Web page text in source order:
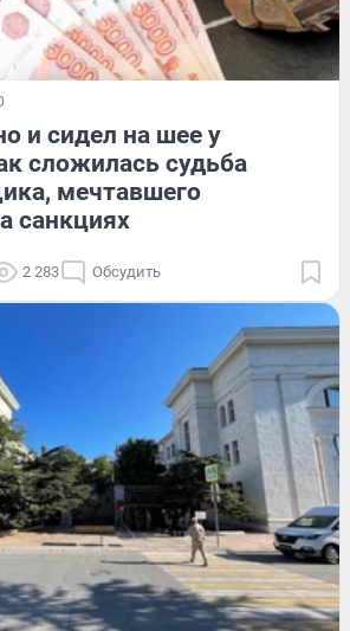
и сидел на шее у
сложилась судьба
мечтавшего
санкциях
2 283 Обсудить